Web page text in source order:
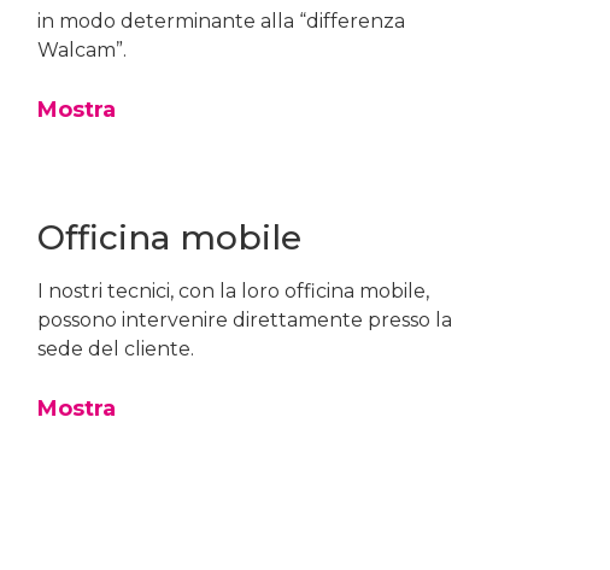
in modo determinante alla “differenza
Walcam”.
Mostra
Officina mobile
I nostri tecnici, con la loro officina mobile,
possono intervenire direttamente presso la
sede del cliente.
Mostra